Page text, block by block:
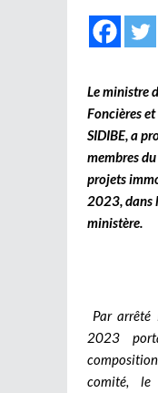
Le ministre
Foncières
SIDIBE, a
membres du
projets
2023, dans
ministère.
Par arrêté
2023
comité,